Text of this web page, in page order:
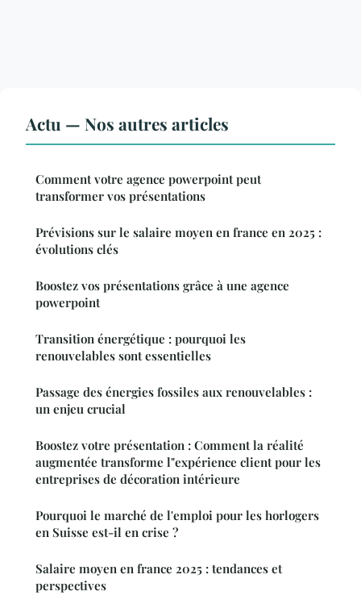
Actu — Nos autres articles
Comment votre agence powerpoint peut
transformer vos présentations
Prévisions sur le salaire moyen en france en 2025 :
évolutions clés
Boostez vos présentations grâce à une agence
powerpoint
Transition énergétique : pourquoi les
renouvelables sont essentielles
Passage des énergies fossiles aux renouvelables :
un enjeu crucial
Boostez votre présentation : Comment la réalité
augmentée transforme l"expérience client pour les
entreprises de décoration intérieure
Pourquoi le marché de l'emploi pour les horlogers
en Suisse est-il en crise ?
Salaire moyen en france 2025 : tendances et
perspectives